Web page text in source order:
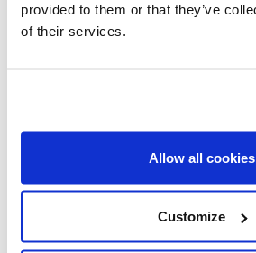
provided to them or that they’ve
of their services.
Allow all cookies
Customize
L’une des conditions
de Sotheby’s sur la côte nord de
bénéficient de vues incroyables